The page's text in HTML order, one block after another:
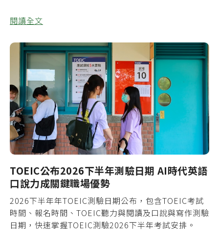
閱讀全文
TOEIC公布2026下半年測驗日期 AI時代英語
口說力成關鍵職場優勢
2026下半年年TOEIC測驗日期公布，包含TOEIC考試
時間、報名時間、TOEIC聽力與閱讀及口說與寫作測驗
日期，快速掌握TOEIC測驗2026下半年考試安排。